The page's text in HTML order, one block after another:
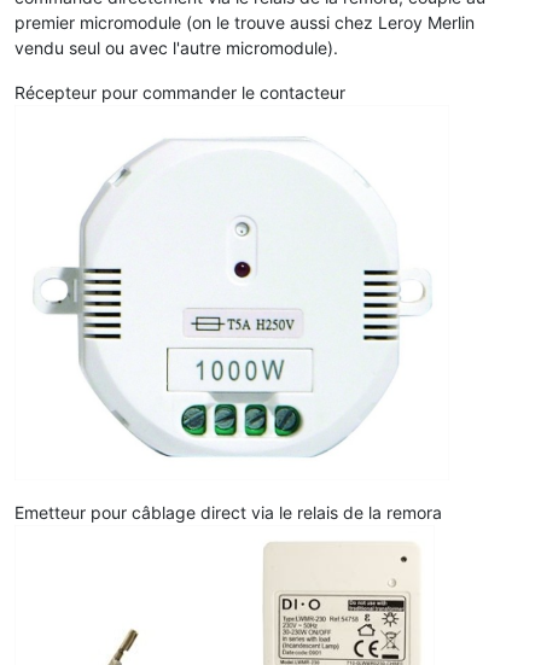
premier micromodule (on le trouve aussi chez Leroy Merlin
vendu seul ou avec l'autre micromodule).
Récepteur pour commander le contacteur
Emetteur pour câblage direct via le relais de la remora